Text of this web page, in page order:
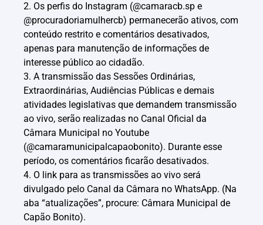
2. Os perfis do Instagram (@camaracb.sp e
@procuradoriamulhercb) permanecerão ativos, com
conteúdo restrito e comentários desativados,
apenas para manutenção de informações de
interesse público ao cidadão.
3. A transmissão das Sessões Ordinárias,
Extraordinárias, Audiências Públicas e demais
atividades legislativas que demandem transmissão
ao vivo, serão realizadas no Canal Oficial da
Câmara Municipal no Youtube
(@camaramunicipalcapaobonito). Durante esse
período, os comentários ficarão desativados.
4. O link para as transmissões ao vivo será
divulgado pelo Canal da Câmara no WhatsApp. (Na
aba “atualizações”, procure: Câmara Municipal de
Capão Bonito).